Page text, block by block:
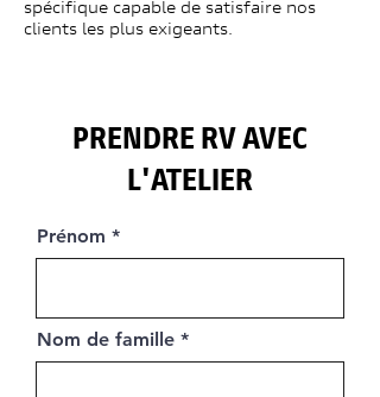
spécifique capable de satisfaire nos
clients les plus exigeants.
PRENDRE RV AVEC
L'ATELIER
Prénom
Nom de famille